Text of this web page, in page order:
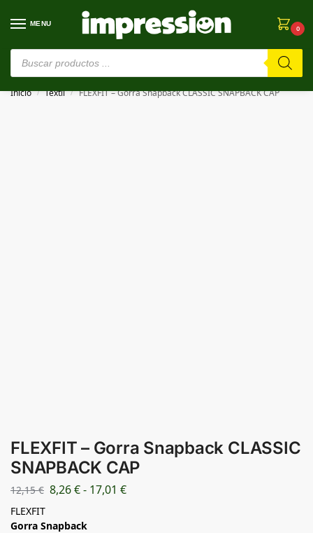
MENU
0
⚠️ Estamos en pruebas. Si algo falla, ¡Perdón!⚠️
Inicio / Textil / FLEXFIT – Gorra Snapback CLASSIC SNAPBACK CAP
FLEXFIT – Gorra Snapback CLASSIC
SNAPBACK CAP
12,15€ 8,26€- 17,01 €
FLEXFIT
Gorra Snapback